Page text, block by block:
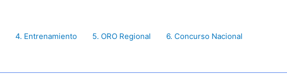
4. Entrenamiento 5. ORO Regional 6. Concurso Nacional